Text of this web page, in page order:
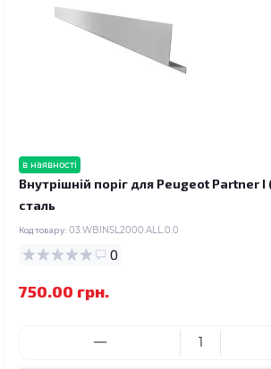
в наявності
Внутрішній поріг для Peugeot Partner
сталь
Код товару: 03.WBINSL2000.ALL.0.0
0
750.00 грн.